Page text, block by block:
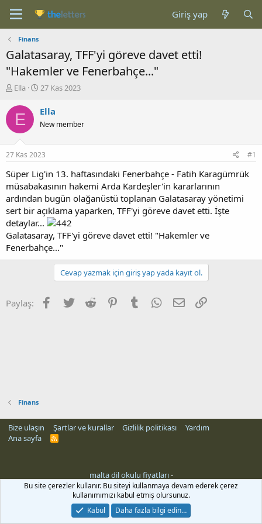
Giriş yap
Finans
Galatasaray, TFF'yi göreve davet etti!
"Hakemler ve Fenerbahçe..."
K
n
b
u
u
b
a
ş
l
a
t
a
n
Ella
B
ş
a
g
ı
ç
t
a
r
i
h
i
27 Kas 2023
E Ella
New member
27 Kas 2023 #1
Süper Lig'in 13. haftasındaki Fenerbahçe - Fatih Karagümrük
müsabakasının hakemi Arda Kardeşler'in kararlarının
ardından bugün olağanüstü toplanan Galatasaray yönetimi
sert bir açıklama yaparken, TFF'yi göreve davet etti. İşte
detaylar...
Galatasaray, TFF'yi göreve davet etti! "Hakemler ve
Fenerbahçe..."
Cevap yazmak için giriş yap yada kayıt ol.
Paylaş: Facebook
Twitter Reddit PinterestTumblr WhatsApp
E-posta
Finans
Bize ulaşın Şartlar ve kurallar Gizlilik politikası
Yardım
Ana sayfa
R
malta dil okulu fiyatları-
Bu site çerezler kullanır. Bu siteyi kullanmaya devam ederek çerez
kullanımımızı kabul etmiş olursunuz.
Kabul
Daha fazla bilgi edin…